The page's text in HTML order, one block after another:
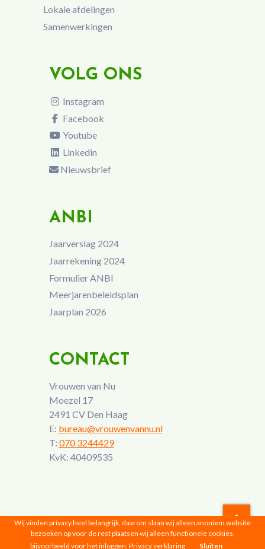
Lokale afdelingen
Samenwerkingen
VOLG ONS
Instagram
Facebook
Youtube
Linkedin
Nieuwsbrief
ANBI
Jaarverslag 2024
Jaarrekening 2024
Formulier ANBI
Meerjarenbeleidsplan
Jaarplan 2026
CONTACT
Vrouwen van Nu
Moezel 17
2491 CV Den Haag
E: bureau@vrouwenvannu.nl
T: 070 3244429
KvK: 40409535
Vrouwen van Nu © 2026 |Privacyverklaring
Wij vinden privacy heel belangrijk, daarom slaan wij alleen anoniem website
bezoeken op voor de rest plaatsen wij alleen functionele cookies,
bijvoorbeeld voor het inloggen. Privacy verklaring Sluiten